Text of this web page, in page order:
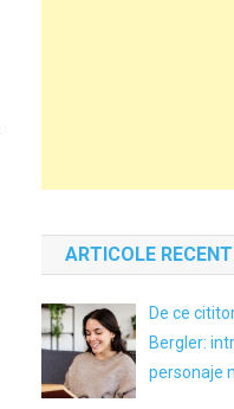
ARTICOLE
De ce
Bergler:
personaje